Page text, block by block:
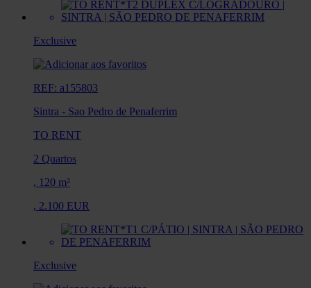
Exclusive
REF: a155803
Sintra - Sao Pedro de Penaferrim
TO RENT
2 Quartos
, 120 m²
, 2.100 EUR
Exclusive